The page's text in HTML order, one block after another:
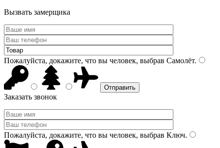
Вызвать замерщика
Пожалуйста, докажите, что вы человек, выбрав Самолёт.
Заказать звонок
Пожалуйста, докажите, что вы человек, выбрав Ключ.